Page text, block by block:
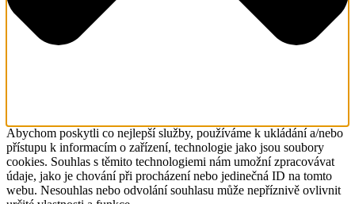
Abychom poskytli co nejlepší služby, používáme k ukládání a/nebo
přístupu k informacím o zařízení, technologie jako jsou soubory
cookies. Souhlas s těmito technologiemi nám umožní zpracovávat
údaje, jako je chování při procházení nebo jedinečná ID na tomto
webu. Nesouhlas nebo odvolání souhlasu může nepříznivě ovlivnit